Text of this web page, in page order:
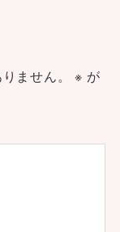
ません。 ※ が